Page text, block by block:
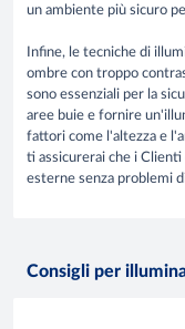
un ambiente più sicuro
Infine, le tecniche di
ombre con troppo
sono essenziali per la
aree buie e fornire
fattori come l'altezza e
ti assicurerai che i
esterne senza problemi
Consigli per